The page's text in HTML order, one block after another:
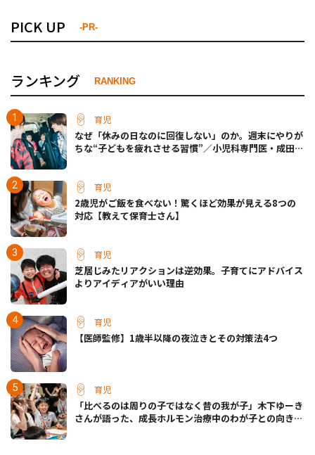
PICK UP -PR-
ランキング RANKING
育児
なぜ「休みの日なのに回復しない」のか。週末にやりが
ちな“子どもを疲れさせる習慣”／小児科専門医・成田奈
育児
2歳児がご飯を食べない！驚くほど効果が見える8つの
対応【教えて保育士さん】
育児
芝居じみたリアクションは逆効果。子育てにアドバイス
よりアイディアがいい理由
育児
【医師監修】1歳半以降の夜泣きとその対策法4つ
育児
「比べるのは周りの子ではなく昔の我が子」木下ゆーき
さんが語った、成長ホルモン治療中のわが子との向き合